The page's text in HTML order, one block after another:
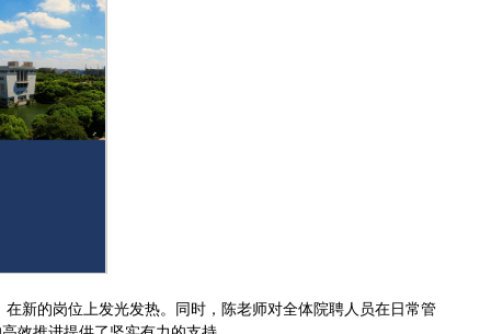
新的岗位上发光发热。同时，陈老师对全体院聘人员在日常管